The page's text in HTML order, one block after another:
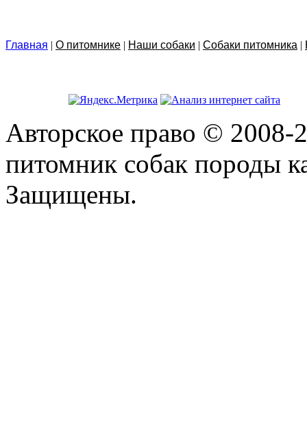
Главная | О питомнике | Наши собаки | Собаки питомника |
Авторское право ©
питомник собак породы
Защищены.